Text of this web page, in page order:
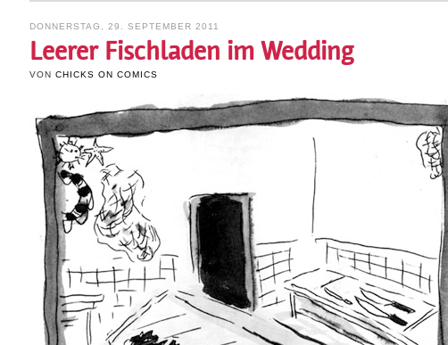
DONNERSTAG, 29. SEPTEMBER 2011
Leerer Fischladen im Wedding
VON CHICKS ON COMICS